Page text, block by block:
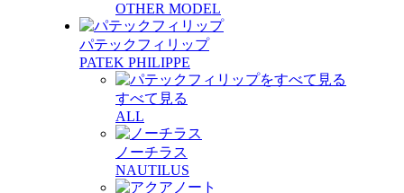
OTHER MODEL
パテックフィリップ
PATEK PHILIPPE
すべて見る
ALL
ノーチラス
NAUTILUS